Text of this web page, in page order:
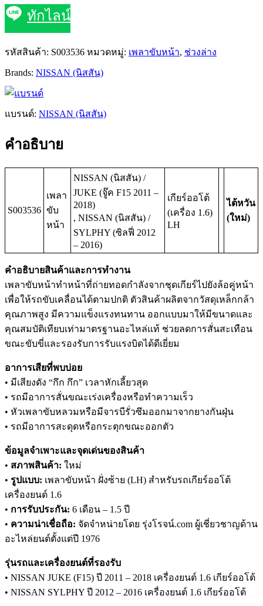
ทักไลน์
รหัสสินค้า: S003536 หมวดหมู่: เพลาขับหน้า, ช่วงล่าง
Brands: NISSAN (นิสสัน)
แบรนด์: NISSAN (นิสสัน)
คำอธิบาย
S003536
เพลา
ขับ
หน้า
NISSAN (นิสสัน) /
JUKE (จู๊ค F15 2011 –
2018)
, NISSAN (นิสสัน) /
SYLPHY (ซิลฟี่ 2012
– 2016)
เกียร์ออโต้
(เครื่อง 1.6)
LH
ไต้หวัน
(ใหม่)
คำอธิบายสินค้าและการทำงาน
เพลาขับหน้าทำหน้าที่ถ่ายทอดกำลังจากชุดเกียร์ไปยังล้อคู่หน้า
เพื่อให้รถขับเคลื่อนได้ตามปกติ ตัวสินค้าผลิตจากวัสดุเหล็กกล้า
คุณภาพสูง มีความแข็งแรงทนทาน ออกแบบมาให้มีขนาดและ
คุณสมบัติเทียบเท่ามาตรฐานอะไหล่แท้ ช่วยลดการสั่นสะเทือน
ขณะขับขี่และรองรับการรับแรงบิดได้ดีเยี่ยม
อาการเสียที่พบบ่อย
• มีเสียงดัง “กึก กึก” เวลาหักเลี้ยวสุด
• รถมีอาการสั่นขณะเร่งเครื่องหรือทำความเร็ว
• หัวเพลาขับหลวมหรือมีจารบีรั่วซึมออกมาจากยางกันฝุ่น
• รถมีอาการสะดุดหรือกระตุกขณะออกตัว
ข้อมูลจำเพาะและจุดเด่นของสินค้า
• สภาพสินค้า: ใหม่
• รูปแบบ: เพลาขับหน้า ฝั่งซ้าย (LH) สำหรับรถเกียร์ออโต้
เครื่องยนต์ 1.6
• การรับประกัน: 6 เดือน – 1.5 ปี
• ความน่าเชื่อถือ: จัดจำหน่ายโดย รุ่งโรจน์.com ผู้เชี่ยวชาญด้าน
อะไหล่ยนต์ตั้งแต่ปี 1976
รุ่นรถและเครื่องยนต์ที่รองรับ
• NISSAN JUKE (F15) ปี 2011 – 2018 เครื่องยนต์ 1.6 เกียร์ออโต้
• NISSAN SYLPHY ปี 2012 – 2016 เครื่องยนต์ 1.6 เกียร์ออโต้